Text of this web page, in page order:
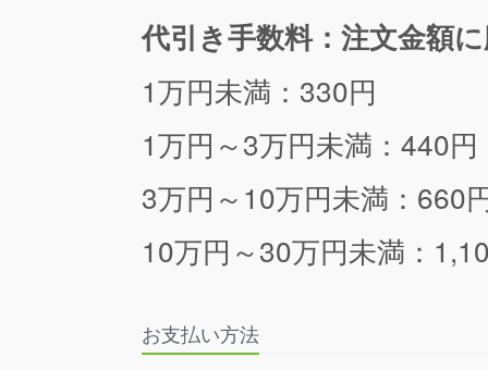
代引き手数料：注文金額
1万円未満：330円
1万円～3万円未満：440円
3万円～10万円未満：660
10万円～30万円未満：
お支払い方法